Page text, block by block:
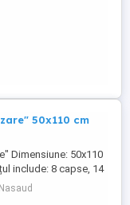
50x110 cm
Dimensiune: 50x110
include: 8 capse, 14
aveți nevoie de
puteți îmbina două